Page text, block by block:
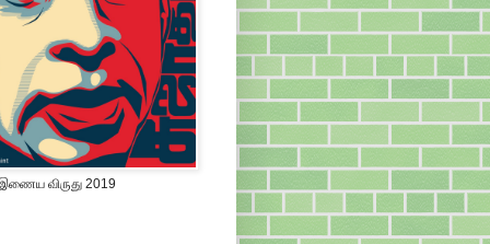
இணைய விருது 2019